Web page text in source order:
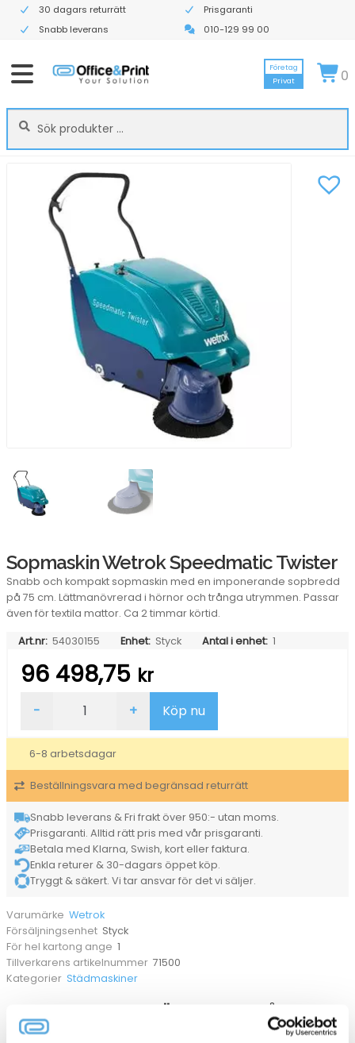
30 dagars returrätt
Prisgaranti
Snabb leverans
010-129 99 00
Sök
efter:
Sök
Företag
Privat
0
Sopmaskin Wetrok Speedmatic Twister
Snabb och kompakt sopmaskin med en imponerande sopbredd
på 75 cm. Lättmanövrerad i hörnor och trånga utrymmen. Passar
även för textila mattor. Ca 2 timmar körtid.
Art.nr: 54030155 Enhet: Styck Antal i enhet: 1
96 498,75 kr
Wetrok
Twister
mängd
- + Köp nu
6-8 arbetsdagar
Beställningsvara med begränsad returrätt
Snabb leverans & Fri frakt över 950:- utan moms.
Prisgaranti. Alltid rätt pris med vår prisgaranti.
Betala med Klarna, Swish, kort eller faktura.
Enkla returer & 30-dagars öppet köp.
Tryggt & säkert. Vi tar ansvar för det vi säljer.
Varumärke Wetrok
Försäljningsenhet Styck
För hel kartong ange 1
Tillverkarens artikelnummer 71500
Kategorier Städmaskiner
ANDRA KÖPTE OCKSÅ